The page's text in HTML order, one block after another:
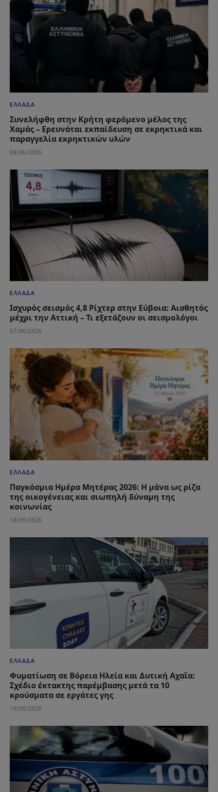
ΕΛΛΆΔΑ
Συνελήφθη στην Κρήτη φερόμενο μέλος της
Χαμάς – Ερευνάται εκπαίδευση σε εκρηκτικά και
παραγγελία εκρηκτικών υλών
08/06/2026
ΕΛΛΆΔΑ
Ισχυρός σεισμός 4,8 Ρίχτερ στην Εύβοια: Αισθητός
μέχρι την Αττική – Τι εξετάζουν οι σεισμολόγοι
07/06/2026
ΕΛΛΆΔΑ
Παγκόσμια Ημέρα Μητέρας 2026: Η μάνα ως ρίζα
της οικογένειας και σιωπηλή δύναμη της
κοινωνίας
10/05/2026
ΕΛΛΆΔΑ
Φυματίωση σε Βόρεια Ηλεία και Δυτική Αχαΐα:
Σχέδιο έκτακτης παρέμβασης μετά τα 10
κρούσματα σε εργάτες γης
10/05/2026